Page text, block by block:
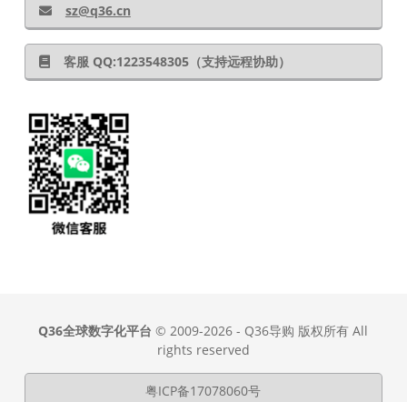
sz@q36.cn
客服 QQ:1223548305（支持远程协助）
Q36全球数字化平台 © 2009-2026 - Q36导购 版权所有 All
rights reserved
粤ICP备17078060号